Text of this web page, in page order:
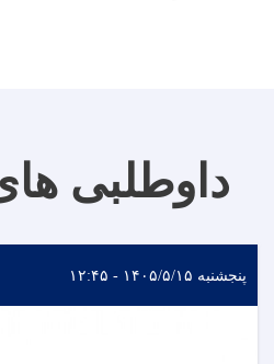
داوطلبی
پنجشنبه ۱۴۰۵/۵/۱۵ - ۱۲:۴۵